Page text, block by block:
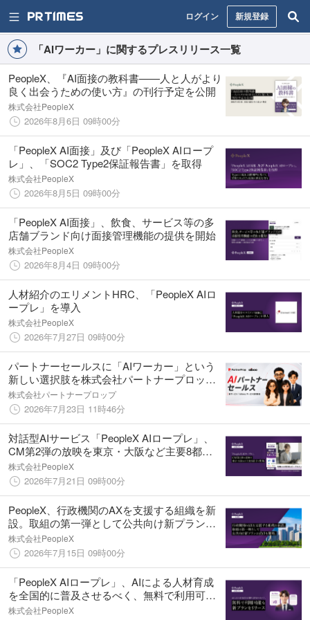
ログイン 新規登録
「AIワーカー」に関するプレスリリース一覧
PeopleX、『AI面接の教科書——人と人がより
良く出会うための使い方』の刊行予定を公開
株式会社PeopleX
2026年8月6日 09時00分
「PeopleX AI面接」及び「PeopleX AIロープ
レ」、「SOC2 Type2保証報告書」を取得
株式会社PeopleX
2026年8月5日 09時00分
「PeopleX AI面接」、飲食、サービス等の多
店舗ブランド向け面接管理機能の提供を開始
株式会社PeopleX
2026年8月4日 09時00分
人材紹介のエリメントHRC、「PeopleX AIロ
ープレ」を導入
株式会社PeopleX
2026年7月27日 09時00分
パートナーセールスに「AIワーカー」という
新しい選択肢を株式会社パートナープロッ
プ、AIパートナーセールス「aiboo（アイボ
ー）」の提供を開始
株式会社パートナープロップ
2026年7月23日 11時46分
対話型AIサービス「PeopleX AIロープレ」、
CM第2弾の放映を東京・大阪など主要8都市
で開始
株式会社PeopleX
2026年7月21日 09時00分
PeopleX、行政機関のAXを支援する組織を新
設。取組の第一弾として公共向け新プランの
提供を開始
株式会社PeopleX
2026年7月15日 09時00分
「PeopleX AIロープレ」、AIによる人材育成
を全国的に普及させるべく、無料で利用可能
な新プランをリリース
株式会社PeopleX